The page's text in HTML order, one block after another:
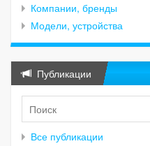
Компании, бренды
Модели, устройства
Публикации
Все публикации